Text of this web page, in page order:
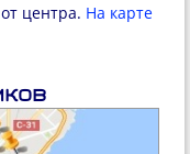
центра. На карте